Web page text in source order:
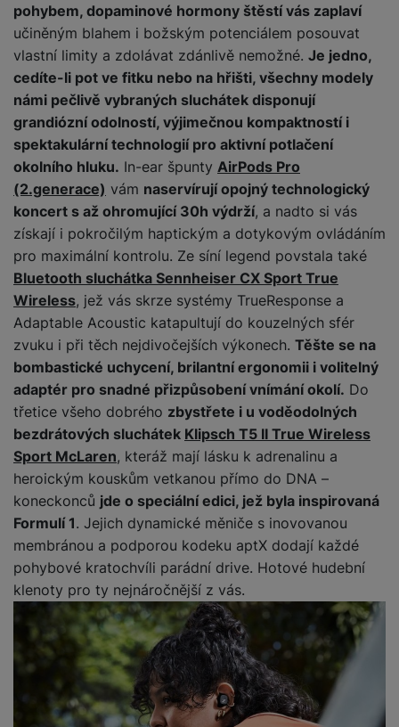
e
n
k
v
y
s
a
v
a
m
v
l
a
d
a
č
e
H
e
r
n
í
sl
h
á
k
a
H
e
r
n
í
a
p
č
ít
a
č
o
v
é
l
e
v
i
z
e
D
l
k
o
v
é
o
v
d
a
č
e
ž
á
k
y
p
r
o
t
e
l
e
P
o
w
e
r
b
a
n
k
y
B
e
z
d
o
v
é
p
o
w
e
r
b
a
n
P
ě
ť
o
v
é
k
t
y
M
ic
r
o
S
t
u
pohybem, dopaminové hormony štěstí vás zaplaví
učiněným blahem i božským potenciálem posouvat
vlastní limity a zdolávat zdánlivě nemožné. Je jedno,
cedíte-li pot ve fitku nebo na hřišti, všechny modely
námi pečlivě vybraných sluchátek disponují
grandiózní odolností, výjimečnou kompaktností i
spektakulární technologií pro aktivní potlačení
okolního hluku. In-ear špunty AirPods Pro
(2.generace) vám naservírují opojný technologický
koncert s až ohromující 30h výdrží, a nadto si vás
získají i pokročilým haptickým a dotykovým ovládáním
pro maximální kontrolu. Ze síní legend povstala také
Bluetooth sluchátka Sennheiser CX Sport True
Wireless, jež vás skrze systémy TrueResponse a
Adaptable Acoustic katapultují do kouzelných sfér
zvuku i při těch nejdivočejších výkonech. Těšte se na
bombastické uchycení, brilantní ergonomii i volitelný
adaptér pro snadné přizpůsobení vnímání okolí. Do
třetice všeho dobrého zbystřete i u voděodolných
bezdrátových sluchátek Klipsch T5 II True Wireless
Sport McLaren, kteráž mají lásku k adrenalinu a
heroickým kouskům vetkanou přímo do DNA –
koneckonců jde o speciální edici, jež byla inspirovaná
Formulí 1. Jejich dynamické měniče s inovovanou
membránou a podporou kodeku aptX dodají každé
pohybové kratochvíli parádní drive. Hotové hudební
klenoty pro ty nejnáročnější z vás.